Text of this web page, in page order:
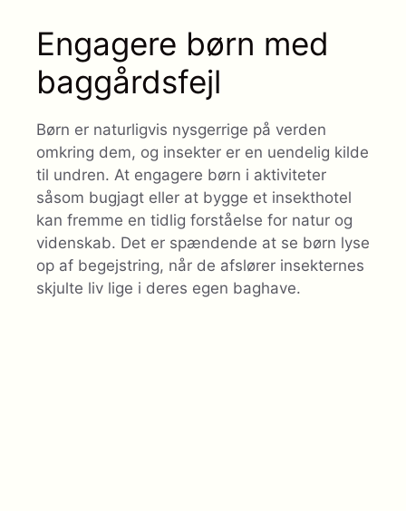
Engagere børn med
baggårdsfejl
Børn er naturligvis nysgerrige på verden
omkring dem, og insekter er en uendelig kilde
til undren. At engagere børn i aktiviteter
såsom bugjagt eller at bygge et insekthotel
kan fremme en tidlig forståelse for natur og
videnskab. Det er spændende at se børn lyse
op af begejstring, når de afslører insekternes
skjulte liv lige i deres egen baghave.